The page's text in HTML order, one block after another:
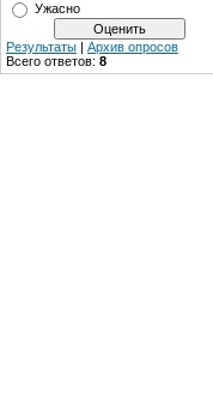
Ужасно
Результаты | Архив опросов
Всего ответов: 8